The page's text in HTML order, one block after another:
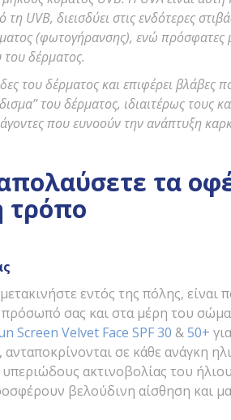
τη UVB, διεισδύει στις ενδότερες
(φωτογήρανσης), ενώ πρόσφατες
δέρματος.
του δέρματος και επιφέρει βλάβες
του δέρματος, ιδιαιτέρως τους
που ευνοούν την ανάπτυξη
τα
τρόπο
εντός της πόλης,
σας και στα μέρη του
Screen Velvet Face SPF 30 &50+
ανταποκρίνονται σε κάθε ανάγκη
ακτινοβολίας του
βελούδινη αίσθηση και